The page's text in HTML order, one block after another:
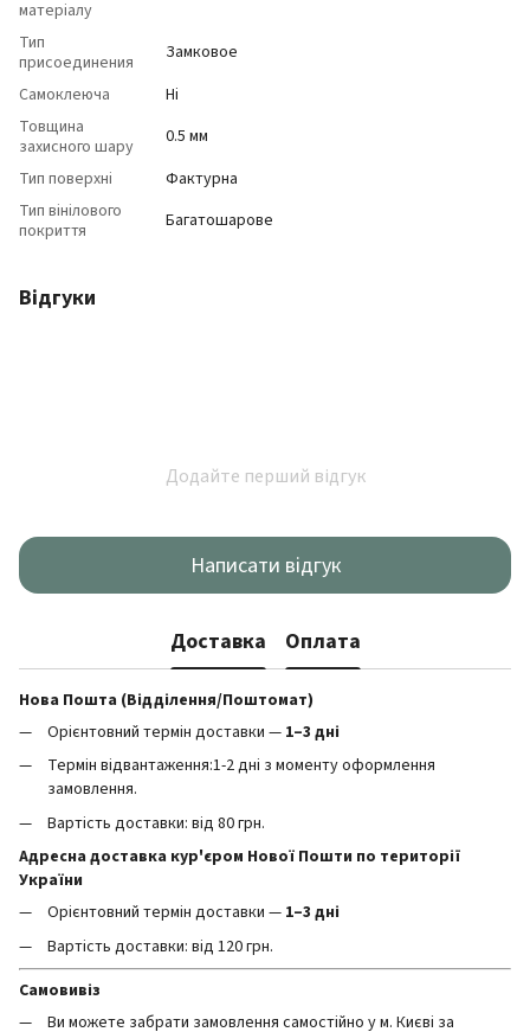
матеріалу
Тип
присоединения
Замковое
Самоклеюча
Ні
Товщина
захисного шару
0.5 мм
Тип поверхні
Фактурна
Тип вінілового
покриття
Багатошарове
Відгуки
Додайте перший відгук
Написати відгук
Доставка Оплата
Нова Пошта (Відділення/Поштомат)
Орієнтовний термін доставки — 1–3 дні
Термін відвантаження:1-2 дні з моменту оформлення
замовлення.
Вартість доставки: від 80 грн.
Адресна доставка кур'єром Нової Пошти по території
України
Орієнтовний термін доставки — 1–3 дні
Вартість доставки: від 120 грн.
Самовивіз
Ви можете забрати замовлення самостійно у м. Києві за